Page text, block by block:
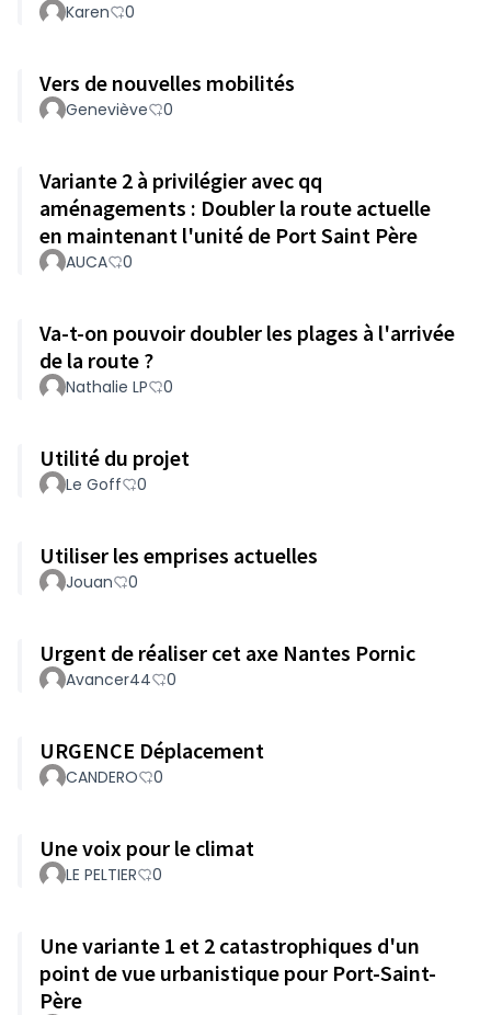
Karen 0
Vers de nouvelles mobilités
Geneviève 0
Variante 2 à privilégier avec qq
aménagements : Doubler la route actuelle
en maintenant l'unité de Port Saint Père
AUCA 0
Va-t-on pouvoir doubler les plages à l'arrivée
de la route ?
Nathalie LP 0
Utilité du projet
Le Goff 0
Utiliser les emprises actuelles
Jouan 0
Urgent de réaliser cet axe Nantes Pornic
Avancer44 0
URGENCE Déplacement
CANDERO 0
Une voix pour le climat
LE PELTIER 0
Une variante 1 et 2 catastrophiques d'un
point de vue urbanistique pour Port-Saint-
Père